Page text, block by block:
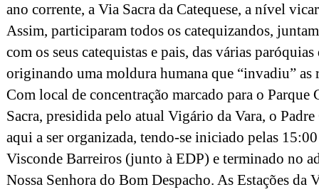
ano corrente, a Via Sacra da Catequese, a nível
Assim, participaram todos os catequizandos,
com os seus catequistas e pais, das várias
originando uma moldura humana que “invadiu” as
Com local de concentração marcado para o Parque
Sacra, presidida pelo atual Vigário da Vara, o
aqui a ser organizada, tendo-se iniciado pelas
Visconde Barreiros (junto à EDP) e terminado no
Nossa Senhora do Bom Despacho. As Estações da